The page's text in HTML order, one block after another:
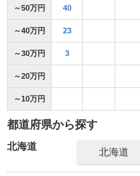
～50万円 40
～40万円 23
～30万円 3
～20万円
～10万円
都道府県から探す
北海道 北海道